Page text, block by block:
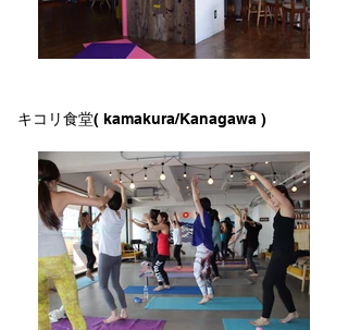
キコリ食堂( kamakura/Kanagawa )